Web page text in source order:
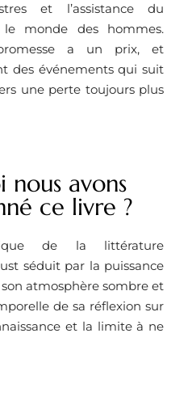
et l’assistance du
monde des hommes.
a un prix, et
des événements qui suit
une perte toujours plus
nous avons
ce livre ?
de la littérature
séduit par la puissance
atmosphère sombre et
de sa réflexion sur
et la limite à ne